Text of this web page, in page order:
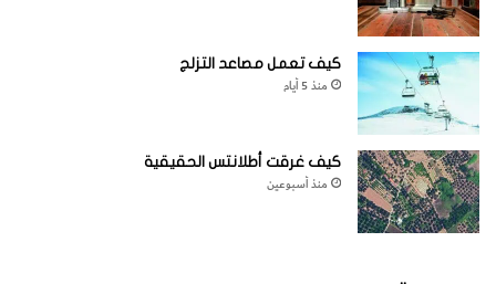
كيف تعمل مصاعد التزلج
منذ 5 أيام
كيف غرقت أطلانتس الحقيقية
منذ أسبوعين